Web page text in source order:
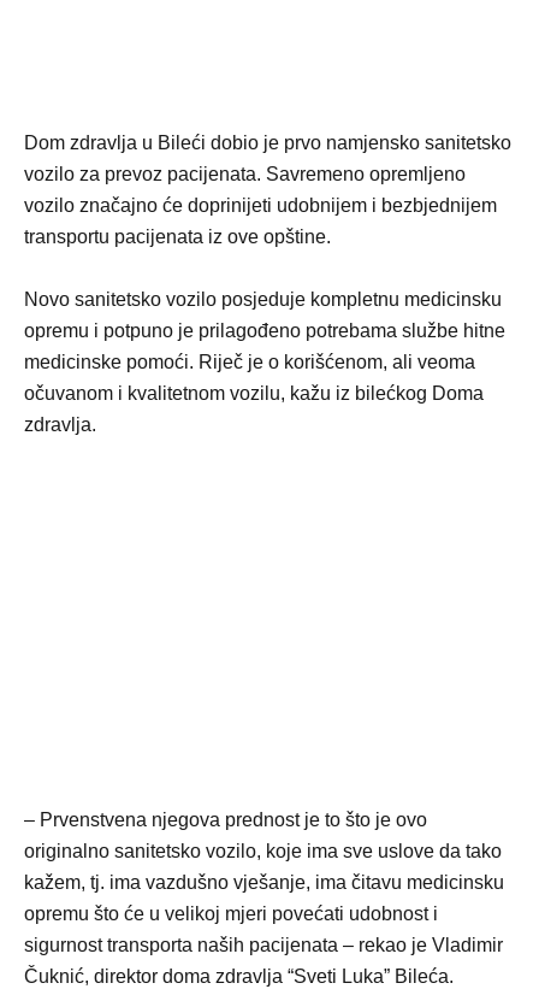
Dom zdravlja u Bileći dobio je prvo namjensko sanitetsko
vozilo za prevoz pacijenata. Savremeno opremljeno
vozilo značajno će doprinijeti udobnijem i bezbjednijem
transportu pacijenata iz ove opštine.
Novo sanitetsko vozilo posjeduje kompletnu medicinsku
opremu i potpuno je prilagođeno potrebama službe hitne
medicinske pomoći. Riječ je o korišćenom, ali veoma
očuvanom i kvalitetnom vozilu, kažu iz bilećkog Doma
zdravlja.
– Prvenstvena njegova prednost je to što je ovo
originalno sanitetsko vozilo, koje ima sve uslove da tako
kažem, tj. ima vazdušno vješanje, ima čitavu medicinsku
opremu što će u velikoj mjeri povećati udobnost i
sigurnost transporta naših pacijenata – rekao je Vladimir
Čuknić, direktor doma zdravlja “Sveti Luka” Bileća.